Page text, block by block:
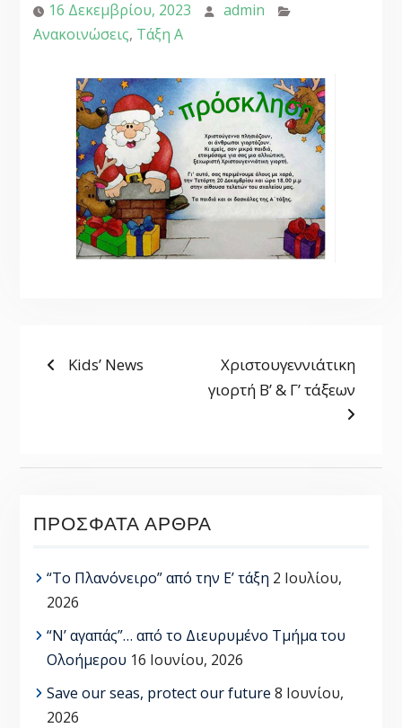
16 Δεκεμβρίου, 2023
admin
Ανακοινώσεις, Τάξη Α
ΠΛΟΉΓΗΣΗ
Previous
Kids’ News
Next
post:
Χριστουγεννιάτικη
γιορτή Β’ & Γ’ τάξεων
ΠΡΌΣΦΑΤΑ ΆΡΘΡΑ
“Το Πλανόνειρο” από την Ε’ τάξη 2 Ιουλίου,
2026
“Ν’ αγαπάς”… από το Διευρυμένο Τμήμα του
Ολοήμερου 16 Ιουνίου, 2026
Save our seas, protect our future 8 Ιουνίου,
2026